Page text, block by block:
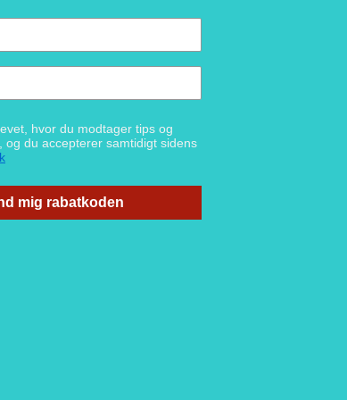
hvor du modtager tips og
og du accepterer samtidigt sidens
mig rabatkoden